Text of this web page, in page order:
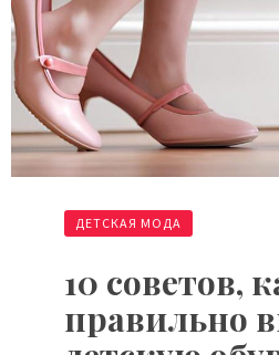
ДЕТСКАЯ МОДА
10 советов,
правильно